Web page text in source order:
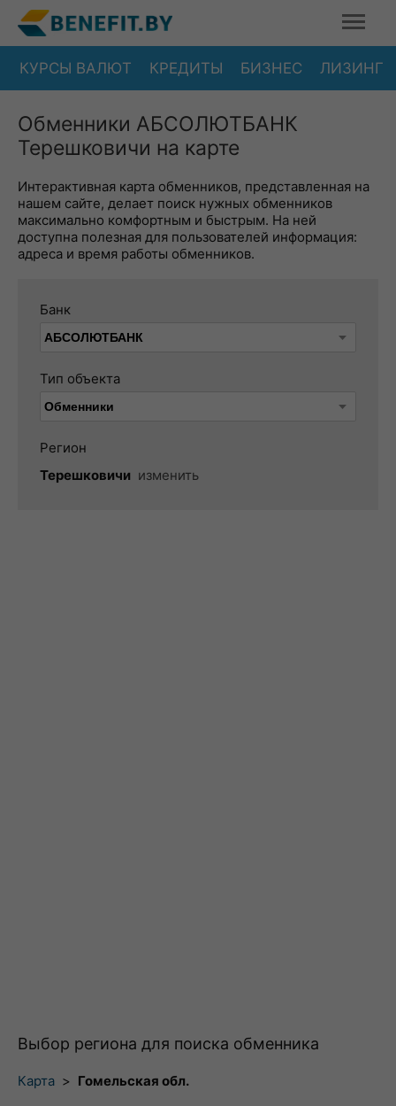
КУРСЫ ВАЛЮТ КРЕДИТЫ БИЗНЕС ЛИЗИНГ
Обменники АБСОЛЮТБАНК
Терешковичи на карте
Интерактивная карта обменников, представленная на
нашем сайте, делает поиск нужных обменников
максимально комфортным и быстрым. На ней
доступна полезная для пользователей информация:
адреса и время работы обменников.
Банк
Тип объекта
Регион
Терешковичи изменить
Выбор региона для поиска обменника
Карта > Гомельская обл.